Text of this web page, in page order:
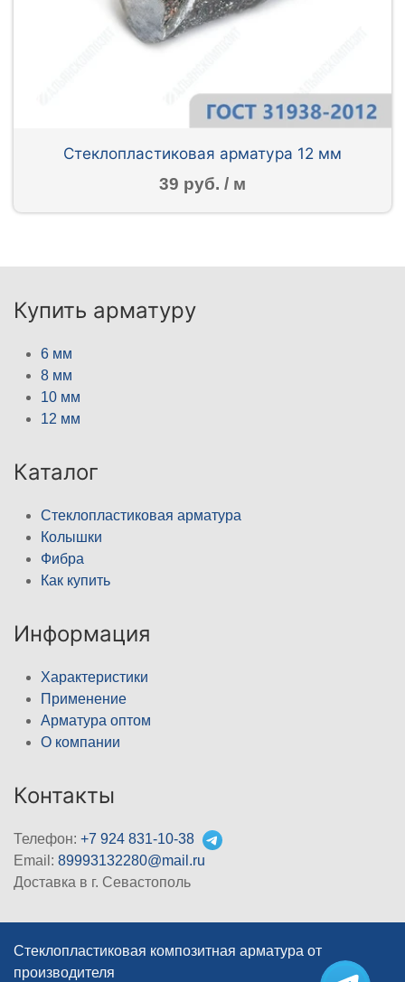
Стеклопластиковая арматура 12 мм
39 руб. / м
Купить арматуру
6 мм
8 мм
10 мм
12 мм
Каталог
Стеклопластиковая арматура
Колышки
Фибра
Как купить
Информация
Характеристики
Применение
Арматура оптом
О компании
Контакты
Телефон: +7 924 831-10-38
Email: 89993132280@mail.ru
Доставка в г. Севастополь
Стеклопластиковая композитная арматура от
производителя